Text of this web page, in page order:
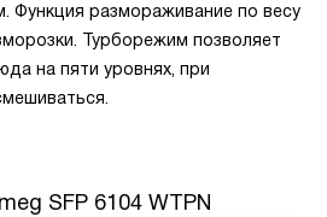
Функция размораживание по весу
Турборежим позволяет
на пяти уровнях, при
SFP 6104 WTPN